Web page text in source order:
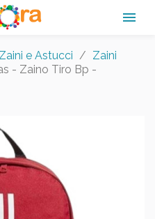

Zaini e Astucci
Zaini
- Zaino Tiro Bp -